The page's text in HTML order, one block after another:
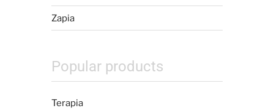
Zapia
Popular products
Terapia